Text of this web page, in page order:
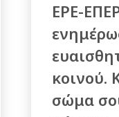
ΕΡΕ-
κοινού.
σώμα